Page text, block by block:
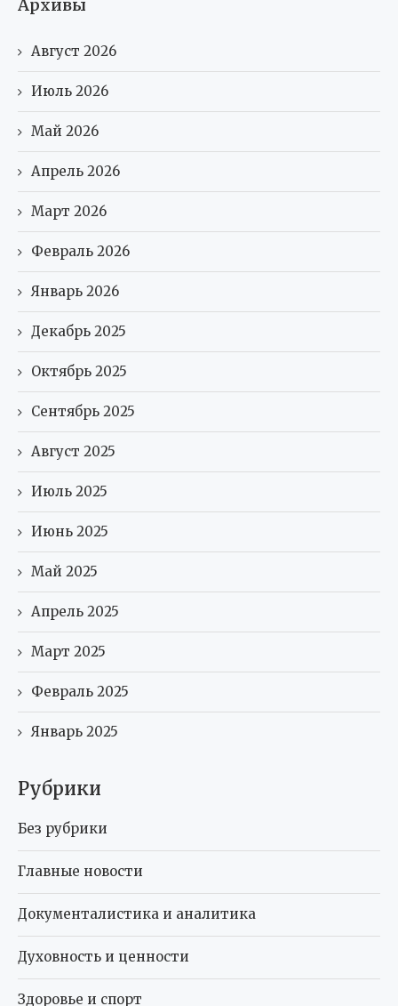
Архивы
Август 2026
Июль 2026
Май 2026
Апрель 2026
Март 2026
Февраль 2026
Январь 2026
Декабрь 2025
Октябрь 2025
Сентябрь 2025
Август 2025
Июль 2025
Июнь 2025
Май 2025
Апрель 2025
Март 2025
Февраль 2025
Январь 2025
Рубрики
Без рубрики
Главные новости
Документалистика и аналитика
Духовность и ценности
Здоровье и спорт